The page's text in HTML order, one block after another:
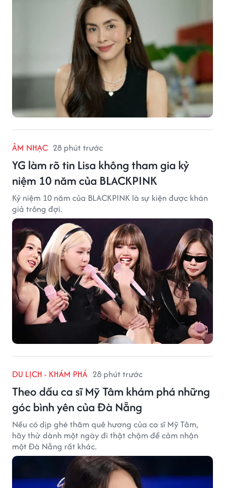
ÂM NHẠC 28 phút trước
YG làm rõ tin Lisa không tham gia kỷ
niệm 10 năm của BLACKPINK
Kỷ niệm 10 năm của BLACKPINK là sự kiện được khán
giả trông đợi.
DU LỊCH - KHÁM PHÁ 28 phút trước
Theo dấu ca sĩ Mỹ Tâm khám phá những
góc bình yên của Đà Nẵng
Nếu có dịp ghé thăm quê hương của ca sĩ Mỹ Tâm,
hãy thử dành một ngày đi thật chậm để cảm nhận
một Đà Nẵng rất khác.